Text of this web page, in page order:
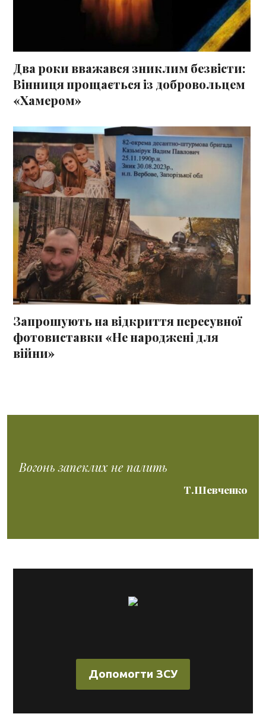
Два роки вважався зниклим безвісти:
Вінниця прощається із добровольцем
«Хамером»
Запрошують на відкриття пересувної
фотовиставки «Не народжені для
війни»
Вогонь запеклих не палить
Т.Шевченко
Допомогти ЗСУ